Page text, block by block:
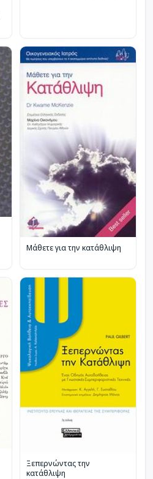
Μάθετε για την κατάθλιψη
Ξεπερνώντας την
κατάθλιψη